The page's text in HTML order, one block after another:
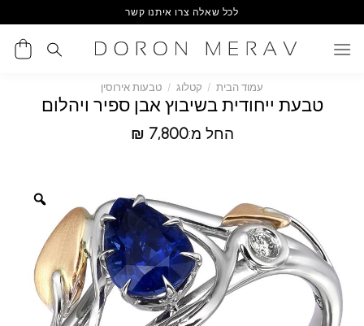
to
content
לכל שאלה צרו איתנו קשר
עמוד הבית / קטלוג / טבעות אירוסין
טבעת ייחודית בשיבוץ אבן ספיר ויהלום
החל מ: ₪ 7,800